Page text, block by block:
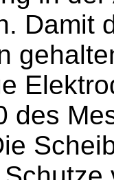
Damit
des